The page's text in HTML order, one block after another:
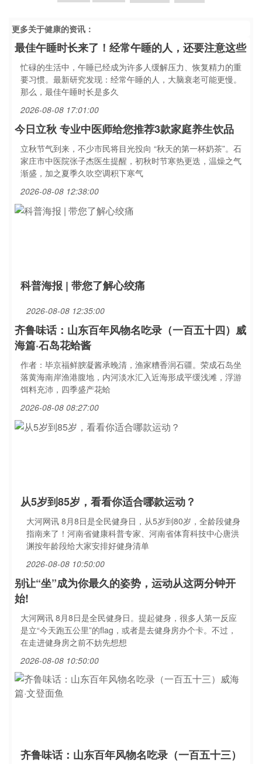
更多关于健康的资讯：
最佳午睡时长来了！经常午睡的人，还要注意这些
忙碌的生活中，午睡已经成为许多人缓解压力、恢复精力的重
要习惯。最新研究发现：经常午睡的人，大脑衰老可能更慢。
那么，最佳午睡时长是多久
2026-08-08 17:01:00
今日立秋 专业中医师给您推荐3款家庭养生饮品
立秋节气到来，不少市民将目光投向 “秋天的第一杯奶茶”。石
家庄市中医院张子杰医生提醒，初秋时节寒热更迭，温燥之气
渐盛，加之夏季久吹空调积下寒气
2026-08-08 12:38:00
科普海报 | 带您了解心绞痛
2026-08-08 12:35:00
齐鲁味话：山东百年风物名吃录（一百五十四）威
海篇·石岛花蛤酱
作者：毕京福鲜腴凝酱承晚清，渔家糟香润石疆。荣成石岛坐
落黄海南岸渔港腹地，内河淡水汇入近海形成平缓浅滩，浮游
饵料充沛，四季盛产花蛤
2026-08-08 08:27:00
从5岁到85岁，看看你适合哪款运动？
大河网讯 8月8日是全民健身日，从5岁到80岁，全龄段健身
指南来了！河南省健康科普专家、河南省体育科技中心唐洪
渊按年龄段给大家安排好健身清单
2026-08-08 10:50:00
别让“坐”成为你最久的姿势，运动从这两分钟开
始!
大河网讯 8月8日是全民健身日。提起健身，很多人第一反应
是立“今天跑五公里”的flag，或者是去健身房办个卡。不过，
在走进健身房之前不妨先想想
2026-08-08 10:50:00
齐鲁味话：山东百年风物名吃录（一百五十三）